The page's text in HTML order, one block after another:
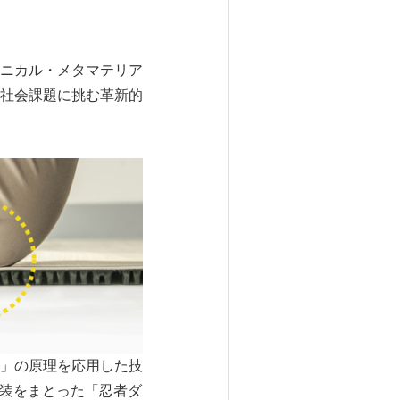
カル・メタマテリア
会課題に挑む革新的
の原理を応用した技
をまとった「忍者ダ